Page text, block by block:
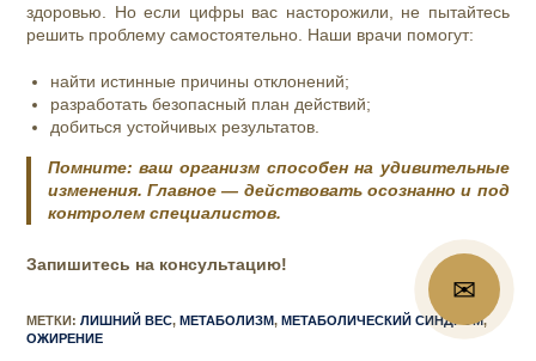
здоровью. Но если цифры вас насторожили, не пытайтесь
решить проблему самостоятельно. Наши врачи помогут:
найти истинные причины отклонений;
разработать безопасный план действий;
добиться устойчивых результатов.
Помните:ваш организм способен на удивительные
изменения. Главное — действовать осознанно и под
контролем специалистов.
Запишитесь на консультацию!
МЕТКИ :ЛИШНИЙ ВЕС, МЕТАБОЛИЗМ, МЕТАБОЛИЧЕСКИЙ СИНДРОМ,
ОЖИРЕНИЕ
📞
✉